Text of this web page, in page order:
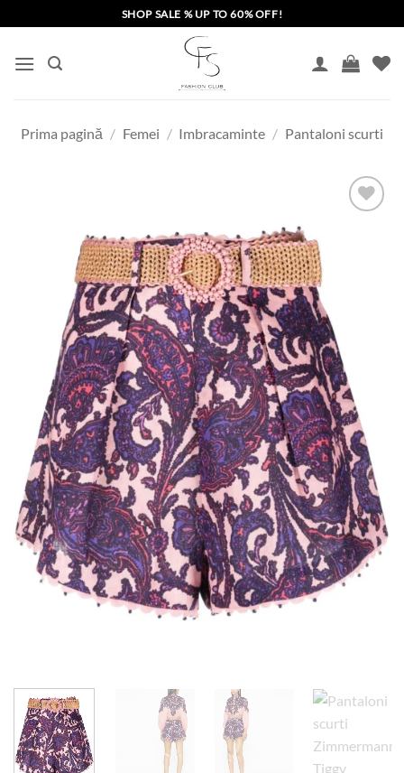
to
content
SHOP SALE % UP TO 60% OFF!
Prima pagină / Femei / Imbracaminte / Pantaloni scurti